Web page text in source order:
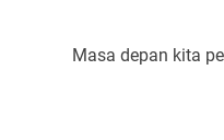
Masa depan kita